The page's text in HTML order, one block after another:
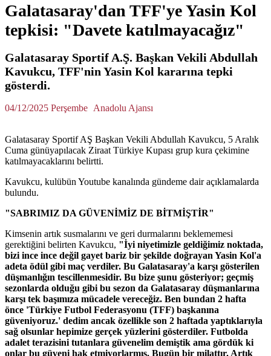
Galatasaray'dan TFF'ye Yasin Kol
tepkisi: "Davete katılmayacağız"
Galatasaray Sportif A.Ş. Başkan Vekili Abdullah
Kavukcu, TFF'nin Yasin Kol kararına tepki
gösterdi.
04/12/2025 Perşembe Anadolu Ajansı
Galatasaray Sportif AŞ Başkan Vekili Abdullah Kavukcu, 5 Aralık
Cuma günüyapılacak Ziraat Türkiye Kupası grup kura çekimine
katılmayacaklarını belirtti.
Kavukcu, kulübün Youtube kanalında gündeme dair açıklamalarda
bulundu.
"SABRIMIZ DA GÜVENİMİZ DE BİTMİŞTİR"
Kimsenin artık susmalarını ve geri durmalarını beklememesi
gerektiğini belirten Kavukcu, "İyi niyetimizle geldiğimiz noktada,
bizi ince ince değil gayet bariz bir şekilde doğrayan Yasin Kol'a
adeta ödül gibi maç verdiler. Bu Galatasaray'a karşı gösterilen
düşmanlığın tescillenmesidir. Bu bize şunu gösteriyor; geçmiş
sezonlarda olduğu gibi bu sezon da Galatasaray düşmanlarına
karşı tek başımıza mücadele vereceğiz. Ben bundan 2 hafta
önce 'Türkiye Futbol Federasyonu (TFF) başkanına
güveniyoruz.' dedim ancak özellikle son 2 haftada yaptıklarıyla
sağ olsunlar hepimize gerçek yüzlerini gösterdiler. Futbolda
adalet terazisini tutanlara güvenelim demiştik ama gördük ki
onlar bu güveni hak etmiyorlarmış. Bugün bir milattır. Artık